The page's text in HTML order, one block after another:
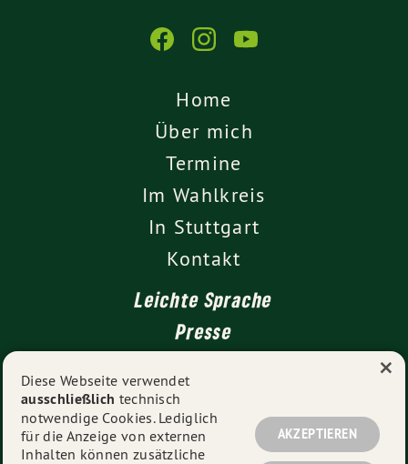
Home
Über mich
Termine
Im Wahlkreis
In Stuttgart
Kontakt
Leichte Sprache
Presse
Impressum
Datenschutz
Diese Webseite verwendet
ausschließlich technisch
notwendige Cookies. Lediglich
für die Anzeige von externen
Inhalten können zusätzliche
AKZEPTIEREN
×